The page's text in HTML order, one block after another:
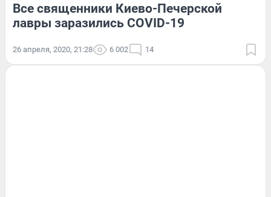
Все священники Киево-Печерской
лавры заразились COVID-19
26 апреля, 2020, 21:28 6 002 14